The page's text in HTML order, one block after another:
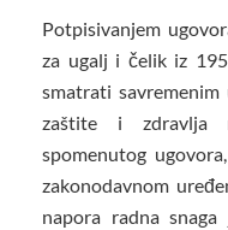
Potpisivanjem
za ugalj i čelik iz
smatrati
zaštite i zdravlja
spomenutog
zakonodavnom
napora radna